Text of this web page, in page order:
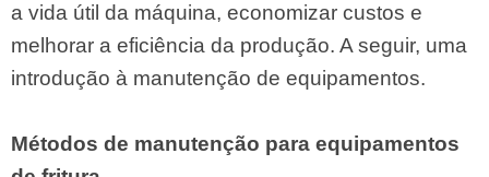
a vida útil da máquina, economizar custos e
melhorar a eficiência da produção. A seguir, uma
introdução à manutenção de equipamentos.
Métodos de manutenção para equipamentos